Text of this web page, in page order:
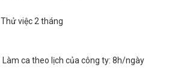
Thử việc 2 tháng
Làm ca theo lịch của công ty: 8h/ngày